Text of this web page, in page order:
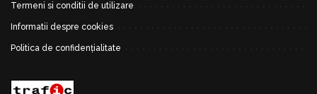
Termeni si conditii de utilizare
Informatii despre cookies
Politica de confidențialitate